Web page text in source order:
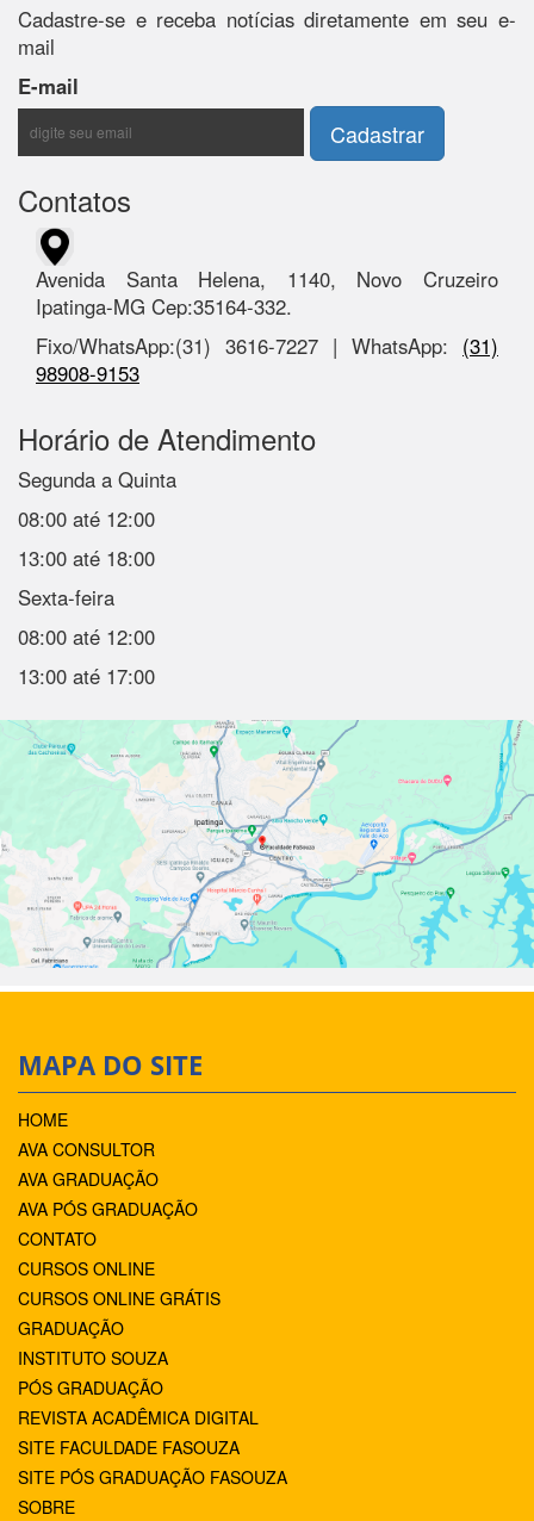
Cadastre-se e receba notícias diretamente em seu e-
mail
E-mail
Contatos
Avenida Santa Helena, 1140, Novo Cruzeiro
Ipatinga-MG Cep:35164-332.
Fixo/WhatsApp:(31) 3616-7227 | WhatsApp: (31)
98908-9153
Horário de Atendimento
Segunda a Quinta
08:00 até 12:00
13:00 até 18:00
Sexta-feira
08:00 até 12:00
13:00 até 17:00
MAPA DO SITE
HOME
AVA CONSULTOR
AVA GRADUAÇÃO
AVA PÓS GRADUAÇÃO
CONTATO
CURSOS ONLINE
CURSOS ONLINE GRÁTIS
GRADUAÇÃO
INSTITUTO SOUZA
PÓS GRADUAÇÃO
REVISTA ACADÊMICA DIGITAL
SITE FACULDADE FASOUZA
SITE PÓS GRADUAÇÃO FASOUZA
SOBRE